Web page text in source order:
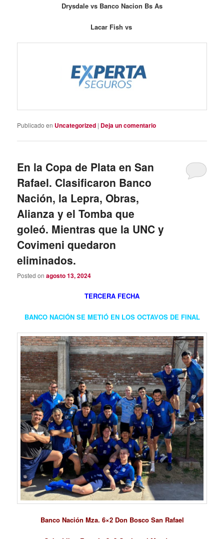
Drysdale vs Banco Nacion Bs As
Lacar Fish vs
Publicado en Uncategorized | Deja un comentario
En la Copa de Plata en San
Rafael. Clasificaron Banco
Nación, la Lepra, Obras,
Alianza y el Tomba que
goleó. Mientras que la UNC y
Covimeni quedaron
eliminados.
Posted onagosto 13, 2024
TERCERA FECHA
BANCO NACIÓN SE METIÓ EN LOS OCTAVOS DE FINAL
Banco Nación Mza. 6×2 Don Bosco San Rafael